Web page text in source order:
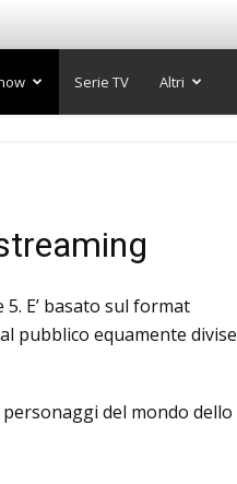
Serie TV Altri
E’ basato sul format
pubblico equamente divise
del mondo dello